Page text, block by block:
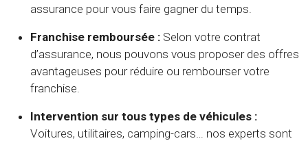
assurance pour vous faire gagner du temps.
Franchise remboursée : Selon votre contrat
d’assurance, nous pouvons vous proposer des offres
avantageuses pour réduire ou rembourser votre
franchise.
Intervention sur tous types de véhicules :
Voitures, utilitaires, camping-cars… nos experts sont